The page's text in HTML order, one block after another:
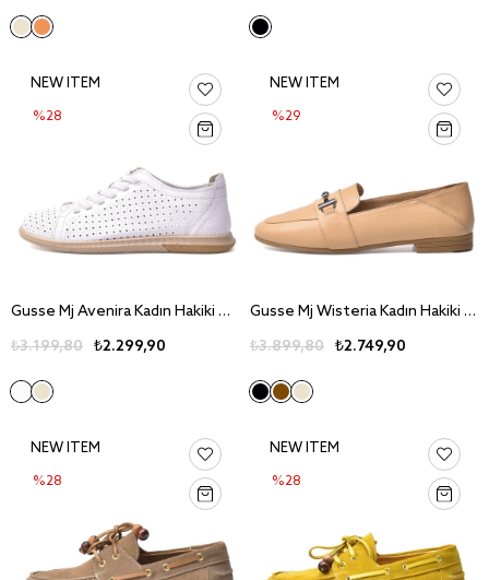
Gusse Mj Avenira Kadın Hakiki Deri Günlük Ayakkabı 151057
₺2.299,90
₺3.199,80
NEW ITEM
%28
Gusse Mj Wisteria Kadın Hakiki Deri Günlük Ayakkabı 151291
₺2.749,90
₺3.899,80
NEW ITEM
%29
NEW ITEM
%28
NEW ITEM
%28